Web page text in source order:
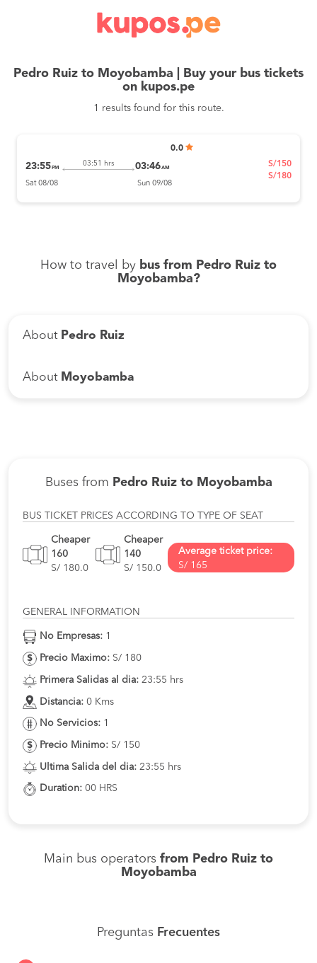
Pedro Ruiz to Moyobamba | Buy your bus tickets
on kupos.pe
1 results found for this route.
0.0
23:55 PM
03:51 hrs 03:46AM
Sat 08/08 Sun 09/08
S/150
S/180
How to travel by bus from Pedro Ruiz to
Moyobamba?
About Pedro Ruiz
About Moyobamba
Buses from Pedro Ruiz to Moyobamba
BUS TICKET PRICES ACCORDING TO TYPE OF SEAT
Cheaper
160
S/ 180.0
Cheaper
140
S/ 150.0
Average ticket price:
S/ 165
GENERAL INFORMATION
No Empresas: 1
Precio Maximo: S/ 180
Primera Salidas al dia: 23:55 hrs
Distancia: 0 Kms
No Servicios: 1
Precio Minimo: S/ 150
Ultima Salida del dia: 23:55 hrs
Duration: 00 HRS
Main bus operators from Pedro Ruiz to
Moyobamba
Preguntas Frecuentes